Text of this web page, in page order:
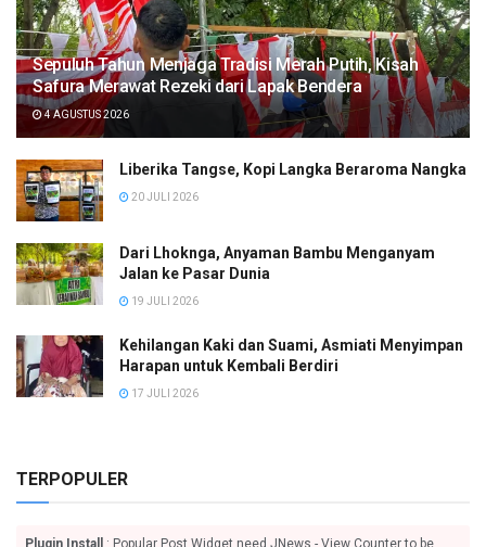
Sepuluh Tahun Menjaga Tradisi Merah Putih, Kisah
Safura Merawat Rezeki dari Lapak Bendera
4 AGUSTUS 2026
Liberika Tangse, Kopi Langka Beraroma Nangka
20 JULI 2026
Dari Lhoknga, Anyaman Bambu Menganyam
Jalan ke Pasar Dunia
19 JULI 2026
Kehilangan Kaki dan Suami, Asmiati Menyimpan
Harapan untuk Kembali Berdiri
17 JULI 2026
TERPOPULER
Plugin Install : Popular Post Widget need JNews - View Counter to be